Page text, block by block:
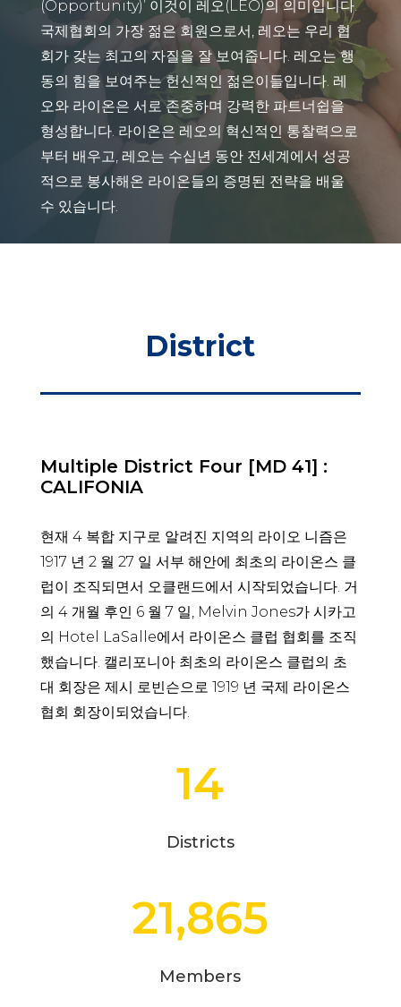
(Opportunity)’ 이것이 레오(LEO)의 의미입니다.
국제협회의 가장 젊은 회원으로서, 레오는 우리 협
회가 갖는 최고의 자질을 잘 보여줍니다. 레오는 행
동의 힘을 보여주는 헌신적인 젊은이들입니다. 레
오와 라이온은 서로 존중하며 강력한 파트너쉽을
형성합니다. 라이온은 레오의 혁신적인 통찰력으로
부터 배우고, 레오는 수십년 동안 전세계에서 성공
적으로 봉사해온 라이온들의 증명된 전략을 배울
수 있습니다.
District
Multiple District Four [MD 41] :
CALIFONIA
현재 4 복합 지구로 알려진 지역의 라이오 니즘은
1917 년 2 월 27 일 서부 해안에 최초의 라이온스 클
럽이 조직되면서 오클랜드에서 시작되었습니다. 거
의 4 개월 후인 6 월 7 일, Melvin Jones가 시카고
의 Hotel LaSalle에서 라이온스 클럽 협회를 조직
했습니다. 캘리포니아 최초의 라이온스 클럽의 초
대 회장은 제시 로빈슨으로 1919 년 국제 라이온스
협회 회장이되었습니다.
14
Districts
21,865
Members